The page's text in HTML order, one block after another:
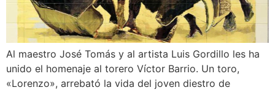
Al maestro José Tomás y al artista Luis Gordillo les ha
unido el homenaje al torero Víctor Barrio. Un toro,
«Lorenzo», arrebató la vida del joven diestro de